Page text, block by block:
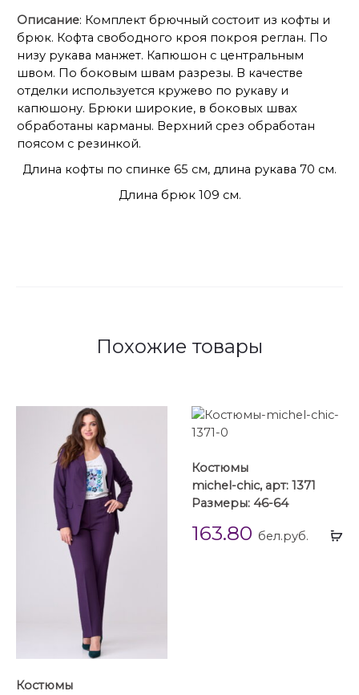
Описание: Комплект брючный состоит из кофты и
брюк. Кофта свободного кроя покроя реглан. По
низу рукава манжет. Капюшон с центральным
швом. По боковым швам разрезы. В качестве
отделки используется кружево по рукаву и
капюшону. Брюки широкие, в боковых швах
обработаны карманы. Верхний срез обработан
поясом с резинкой.
Длина кофты по спинке 65 см, длина рукава 70 см.
Длина брюк 109 см.
Похожие товары
Костюмы
Костюмы
michel-chic, арт: 1371
Размеры: 46-64
163.80 бел.руб.